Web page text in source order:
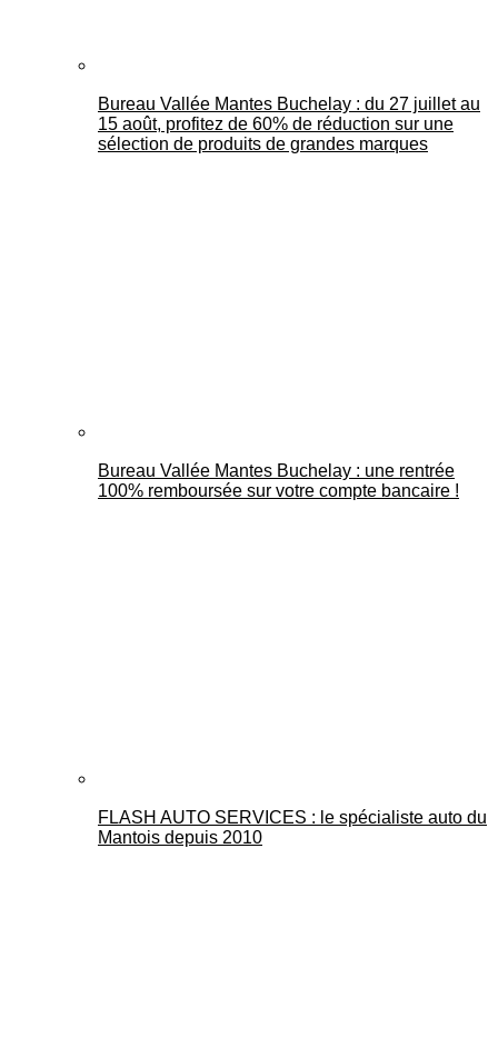
Bureau Vallée Mantes Buchelay : du 27 juillet au
15 août, profitez de 60% de réduction sur une
sélection de produits de grandes marques
Bureau Vallée Mantes Buchelay : une rentrée
100% remboursée sur votre compte bancaire !
FLASH AUTO SERVICES : le spécialiste auto du
Mantois depuis 2010